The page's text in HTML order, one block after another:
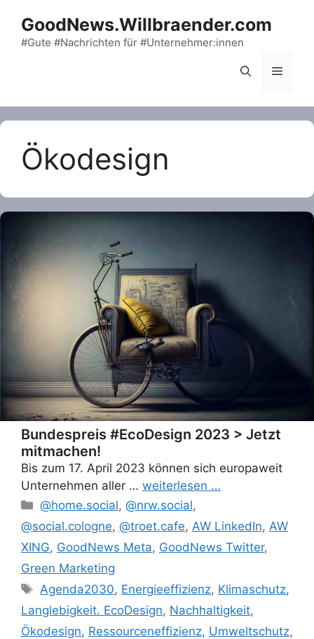
content
GoodNews.Willbraender.com
#Gute #Nachrichten für #Unternehmer:innen
Menu
Ökodesign
Bundespreis #EcoDesign 2023 > Jetzt
mitmachen!
Bis zum 17. April 2023 können sich europaweit
Unternehmen aller … weiterlesen …
Categories
@home.social,@nrw.social,
@social.cologne, @troet.cafe, AW LinkedIn, AW
XING, GoodNews Meta, GoodNews Twitter,
Green Marketing
Tags
Agenda2030, Energieeffizienz, Klimaschutz,
Langlebigkeit. EcoDesign, Nachhaltigkeit,
Ökodesign, Ressourceneffizienz, Umweltschutz,